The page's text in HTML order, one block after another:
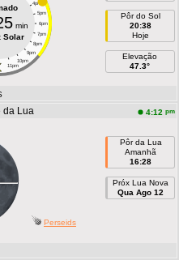
4pm
5pm
6pm
7pm
8pm
9pm
10pm
11pm
min
Solar
Pôr do Sol
20:38
Hoje
Elevação
47.3°
da Lua 4:12 pm
Pôr da Lua
Amanhã
16:28
Próx Lua Nova
Qua Ago 12
Perseids